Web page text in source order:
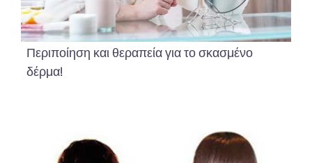
Περιποίηση και θεραπεία για το σκασμένο
δέρμα!